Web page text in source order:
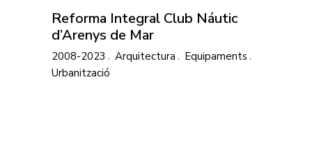
Reforma Integral Club Náutic
d’Arenys de Mar
2008-2023 Arquitectura
Equipaments
Urbanització